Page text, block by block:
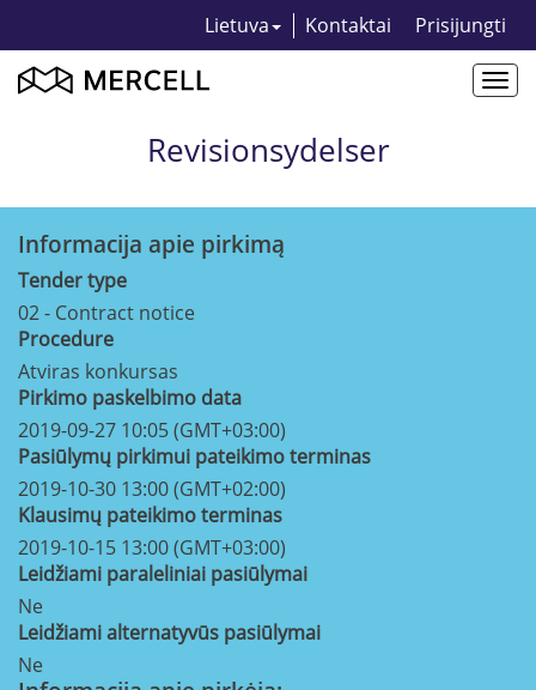
Lietuva Kontaktai Prisijungti
Revisionsydelser
Informacija apie pirkimą
Tender type
02 - Contract notice
Procedure
Atviras konkursas
Pirkimo paskelbimo data
2019-09-27 10:05 (GMT+03:00)
Pasiūlymų pirkimui pateikimo terminas
2019-10-30 13:00 (GMT+02:00)
Klausimų pateikimo terminas
2019-10-15 13:00 (GMT+03:00)
Leidžiami paraleliniai pasiūlymai
Ne
Leidžiami alternatyvūs pasiūlymai
Ne